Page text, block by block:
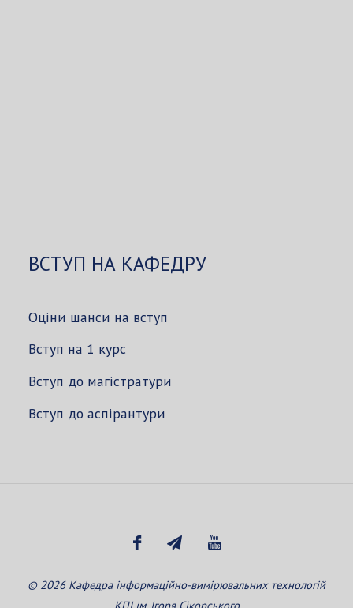
ВСТУП НА КАФЕДРУ
Оціни шанси на вступ
Вступ на 1 курс
Вступ до магістратури
Вступ до аспірантури
© 2026 Кафедра інформаційно-вимірювальних технологій